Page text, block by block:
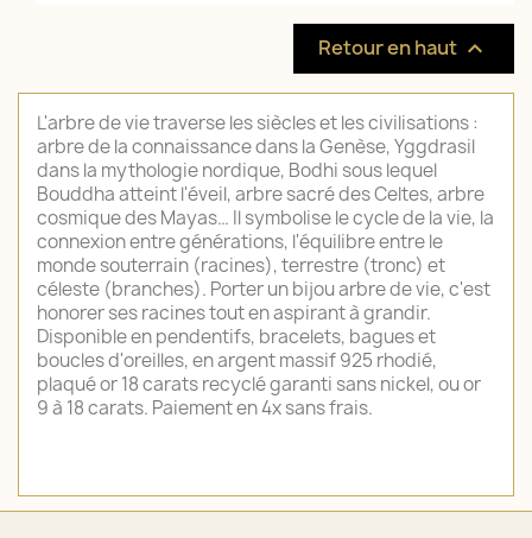
Retour en haut 
L'arbre de vie traverse les siècles et les civilisations :
arbre de la connaissance dans la Genèse, Yggdrasil
dans la mythologie nordique, Bodhi sous lequel
Bouddha atteint l'éveil, arbre sacré des Celtes, arbre
cosmique des Mayas… Il symbolise le cycle de la vie, la
connexion entre générations, l'équilibre entre le
monde souterrain (racines), terrestre (tronc) et
céleste (branches). Porter un bijou arbre de vie, c'est
honorer ses racines tout en aspirant à grandir.
Disponible en pendentifs, bracelets, bagues et
boucles d'oreilles, en argent massif 925 rhodié,
plaqué or 18 carats recyclé garanti sans nickel, ou or
9 à 18 carats. Paiement en 4x sans frais.